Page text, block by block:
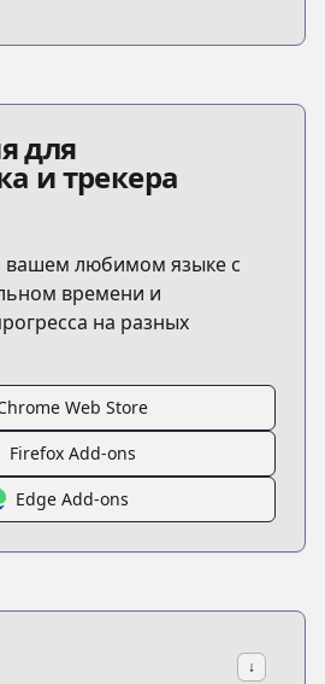
для
и трекера
вашем любимом языке с
времени и
на разных
Web Store
Firefox Add-ons
Edge Add-ons
↓